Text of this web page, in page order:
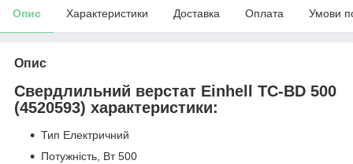
Опис Характеристики Доставка Оплата Умови
Опис
Свердлильний верстат Einhell TC-BD 500
(4520593) характеристики:
Тип Електричний
Потужність, Вт 500